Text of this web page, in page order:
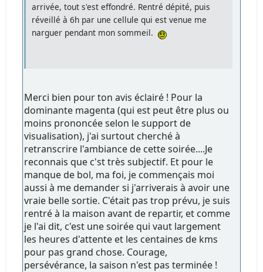
arrivée, tout s'est effondré. Rentré dépité, puis
réveillé à 6h par une cellule qui est venue me
narguer pendant mon sommeil.
Merci bien pour ton avis éclairé ! Pour la
dominante magenta (qui est peut être plus ou
moins prononcée selon le support de
visualisation), j'ai surtout cherché à
retranscrire l'ambiance de cette soirée....Je
reconnais que c'st très subjectif. Et pour le
manque de bol, ma foi, je commençais moi
aussi à me demander si j'arriverais à avoir une
vraie belle sortie. C'était pas trop prévu, je suis
rentré à la maison avant de repartir, et comme
je l'ai dit, c'est une soirée qui vaut largement
les heures d'attente et les centaines de kms
pour pas grand chose. Courage,
persévérance, la saison n'est pas terminée !